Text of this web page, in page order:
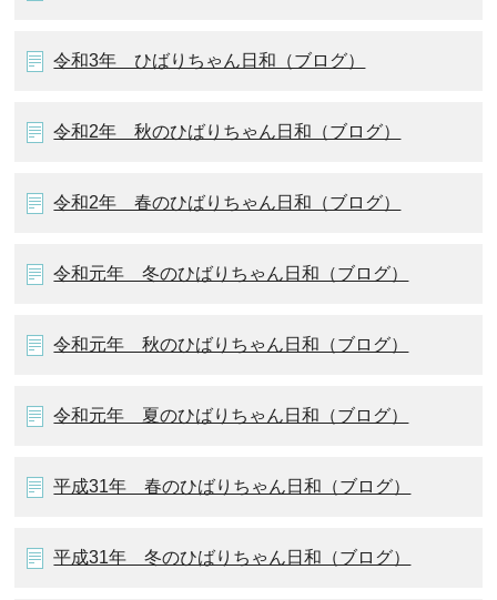
令和3年 ひばりちゃん日和（ブログ）
令和2年 秋のひばりちゃん日和（ブログ）
令和2年 春のひばりちゃん日和（ブログ）
令和元年 冬のひばりちゃん日和（ブログ）
令和元年 秋のひばりちゃん日和（ブログ）
令和元年 夏のひばりちゃん日和（ブログ）
平成31年 春のひばりちゃん日和（ブログ）
平成31年 冬のひばりちゃん日和（ブログ）